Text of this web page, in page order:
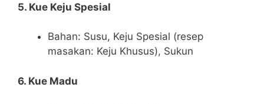
5. Kue Keju Spesial
Bahan: Susu, Keju Spesial (resep
masakan: Keju Khusus), Sukun
6. Kue Madu